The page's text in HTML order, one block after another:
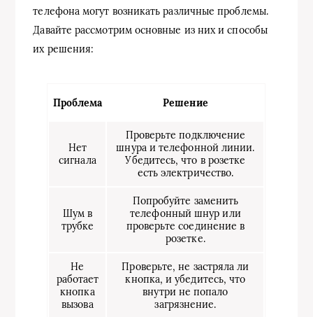
телефона могут возникать различные проблемы.
Давайте рассмотрим основные из них и способы
их решения:
Проблема Решение
Нет
сигнала
Проверьте подключение
шнура и телефонной линии.
Убедитесь, что в розетке
есть электричество.
Шум в
трубке
Попробуйте заменить
телефонный шнур или
проверьте соединение в
розетке.
Не
работает
кнопка
вызова
Проверьте, не застряла ли
кнопка, и убедитесь, что
внутри не попало
загрязнение.